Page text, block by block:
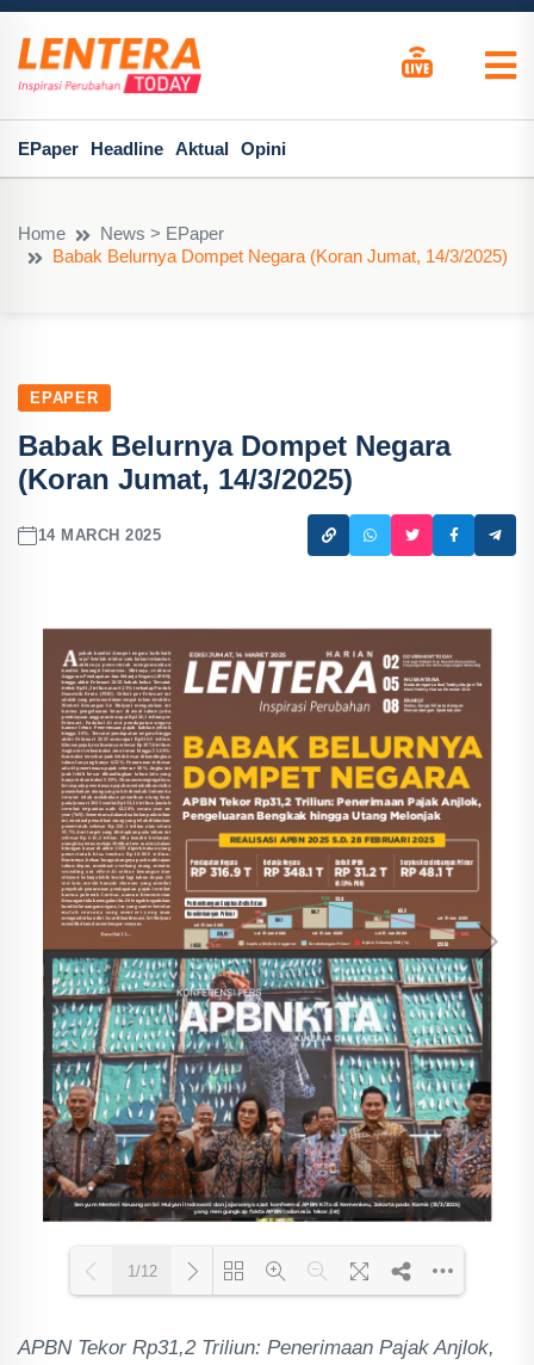
EPaper Headline Aktual Opini
Home
News > EPaper
Babak Belurnya Dompet Negara (Koran Jumat, 14/3/2025)
EPAPER
Babak Belurnya Dompet Negara
(Koran Jumat, 14/3/2025)
14 MARCH 2025
Loading PDF 87% ...
1/12
APBN Tekor Rp31,2 Triliun: Penerimaan Pajak Anjlok,